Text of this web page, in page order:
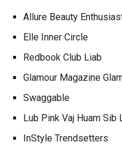
Allure Beauty
Elle Inner Circle
Redbook Club Liab
Glamour Magazine
Swaggable
Lub Pink Vaj Huam Sib
InStyle Trendsetters